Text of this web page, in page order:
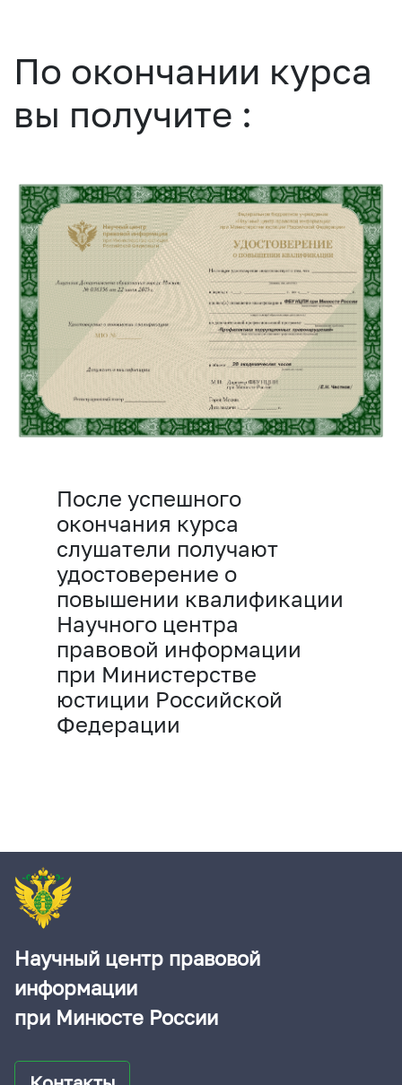
По окончании курса
вы получите :
После успешного
окончания курса
слушатели получают
удостоверение о
повышении квалификации
Научного центра
правовой информации
при Министерстве
юстиции Российской
Федерации
Научный центр правовой
информации
при Минюсте России